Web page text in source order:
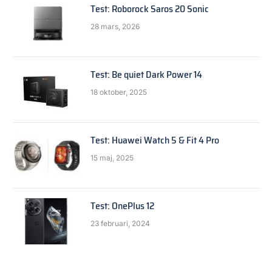
Test: Roborock Saros 20 Sonic
28 mars, 2026
Test: Be quiet Dark Power 14
18 oktober, 2025
Test: Huawei Watch 5 & Fit 4 Pro
15 maj, 2025
Test: OnePlus 12
23 februari, 2024